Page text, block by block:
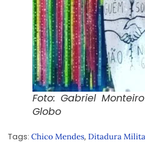
Foto: Gabriel
Globo
Tags: Chico Mendes, Ditadura